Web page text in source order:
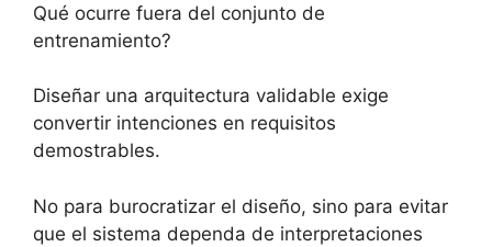
Qué ocurre fuera del conjunto de
entrenamiento?
Diseñar una arquitectura validable exige
convertir intenciones en requisitos
demostrables.
No para burocratizar el diseño, sino para evitar
que el sistema dependa de interpretaciones